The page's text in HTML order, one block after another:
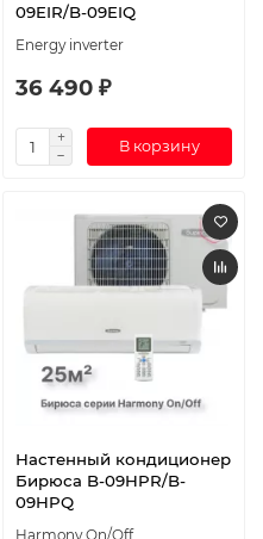
09EIR/B-09EIQ
Energy inverter
36 490 ₽
В корзину
Настенный кондиционер
Бирюса B-09HPR/B-
09HPQ
Harmony On/Off